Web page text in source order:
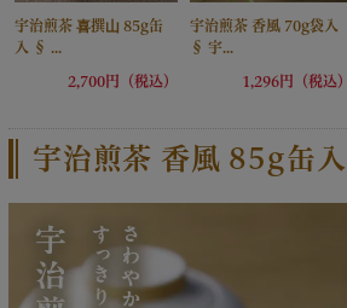
宇治煎茶 喜撰山 85g缶
入 § ...
2,700円（税込）
宇治煎茶 香風 70g袋入
§ 宇...
1,296円（税込）
宇治煎茶 香風 85g缶入